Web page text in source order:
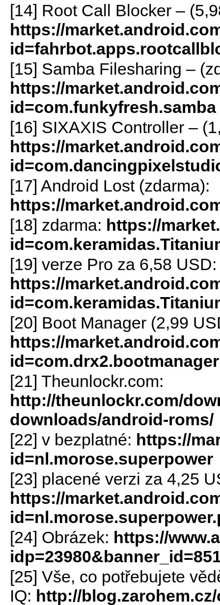
[14] Root Call Blocker –
https://
[15] Samba Filesharing –
https://
id=com.funkyfresh.samba
[16] SIXAXIS Controller –
https://
[17] Android Lost (zdarma):
https://
[18] zdarma: https://
[19] verze Pro za 6,58 USD:
https://
[20] Boot Manager (2,99
https://
id=com.drx2.bootmanager
[21] Theunlockr.com:
http://theunlockr.com/
downloads/android-roms/
[22] v bezplatné: https://
id=nl.morose.superpower
[23] placené verzi za 4,25
https://
[24] Obrázek: https://
[25] Vše, co potřebujete
IQ: http://